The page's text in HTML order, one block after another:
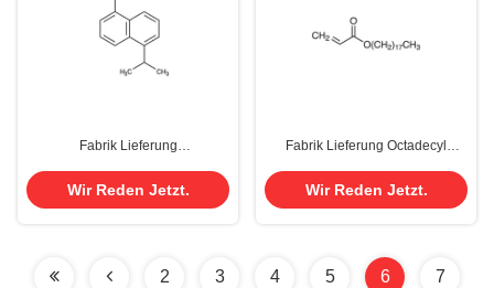
Fabrik Lieferung
Flüssigkeit Cas 38640-62-9
Wir Reden Jetzt.
Fabrik Lieferung Octadecyl
Acrylat
Wir Reden Jetzt.
2 3 4 5 6 7